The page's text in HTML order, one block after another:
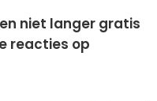
niet langer gratis
reacties op